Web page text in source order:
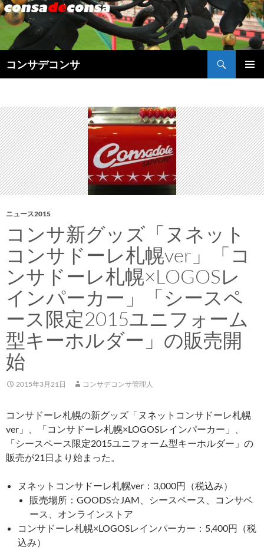
コンサデコンサ
索
ン
ツ
へ
ス
キ
ッ
プ
ニュース2015
コンサ新グッズ「ヌネット
コンサドーレ札幌ver」「コ
ンサドーレ札幌×LOGOSレ
インパーカー」「シースペ
ース限定2015ユニフォーム
型キーホルダー」の販売開
始
2015年3月21日 コンサデコンサ管理人
コンサドーレ札幌の新グッズ「ヌネットコンサドーレ札幌
ver」、「コンサドーレ札幌×LOGOSレインパーカー」、
「シースペース限定2015ユニフォーム型キーホルダー」の
販売が21日より始まった。
ヌネットコンサドーレ札幌ver：3,000円（税込み）
販売場所：GOODS☆JAM、シースペース、コンサベ
ース、オンラインストア
コンサドーレ札幌×LOGOSレインパーカー：5,400円（税
込み）